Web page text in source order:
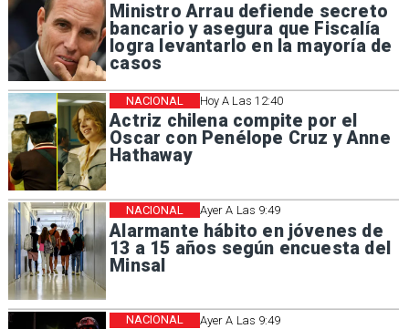
Ministro Arrau defiende secreto
bancario y asegura que Fiscalía
logra levantarlo en la mayoría de
casos
Hoy A Las 12:40
Actriz chilena compite por el
Oscar con Penélope Cruz y Anne
Hathaway
NACIONAL
Ayer A Las 9:49
Alarmante hábito en jóvenes de
13 a 15 años según encuesta del
Minsal
NACIONAL
Ayer A Las 9:49
NACIONAL